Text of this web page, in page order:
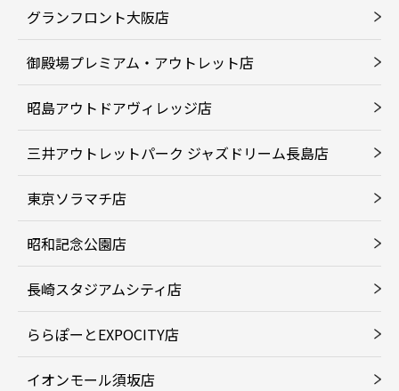
グランフロント大阪店
御殿場プレミアム・アウトレット店
昭島アウトドアヴィレッジ店
三井アウトレットパーク ジャズドリーム長島店
東京ソラマチ店
昭和記念公園店
長崎スタジアムシティ店
ららぽーとEXPOCITY店
イオンモール須坂店